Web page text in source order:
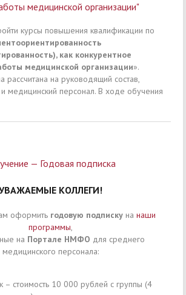
медицинской организации"
курсы повышения квалификации по
как конкурентное
медицинской организации».
рассчитана на руководящий состав,
медицинский персонал. В ходе обучения
— Годовая подписка
КОЛЛЕГИ!
оформить годовую подписку на наши
программы,
на Портале НМФО для среднего
медицинского персонала:
– стоимость 10 000 рублей с группы (4